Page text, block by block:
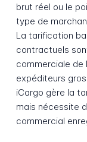
brut réel ou le
type de
La tarification
contractuels
commerciale de
expéditeurs
iCargo gère la
mais nécessite
commercial